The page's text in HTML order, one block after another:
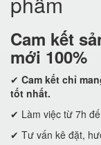
Cam kết
mới 100%
✔ Cam kết chỉ
tốt nhất.
✔ Làm việc từ 7h
✔ Tư vấn kê đặt,